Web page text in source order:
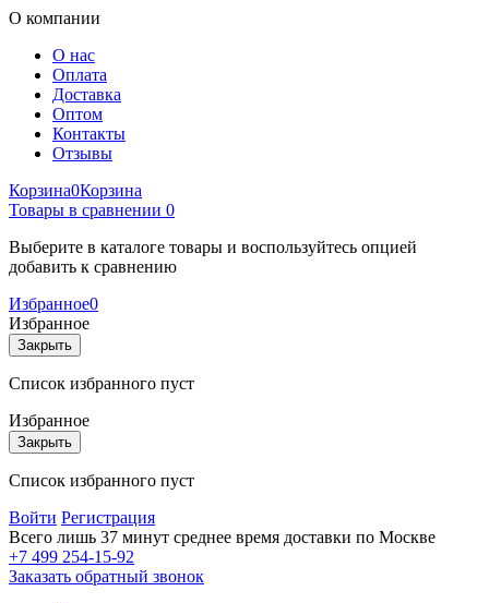
О компании
О нас
Оплата
Доставка
Оптом
Контакты
Отзывы
Корзина0Корзина
Товары в сравнении 0
Выберите в каталоге товары и воспользуйтесь опцией
добавить к сравнению
Избранное0
Избранное
Закрыть
Список избранного пуст
Избранное
Закрыть
Список избранного пуст
Войти Регистрация
Всего лишь 37 минут среднее время доставки по Москве
+7 499 254-15-92
Заказать обратный звонок